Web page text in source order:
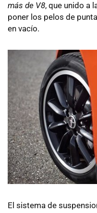
más de V8, que unido a
poner los pelos de
en vacío.
El sistema de